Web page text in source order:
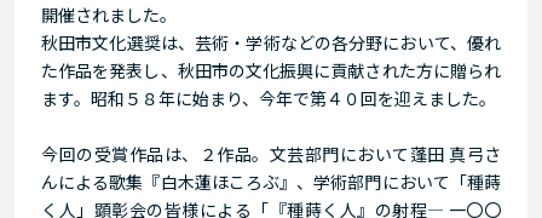
開催されました。
秋田市文化選奨は、芸術・学術などの各分野において、優れ
た作品を発表し、秋田市の文化振興に貢献された方に贈られ
ます。昭和５８年に始まり、今年で第４０回を迎えました。
今回の受賞作品は、２作品。文芸部門において蓬田 真弓さ
んによる歌集『白木蓮ほころぶ』、学術部門において「種蒔
く人」顕彰会の皆様による「『種蒔く人』の射程― 一〇〇